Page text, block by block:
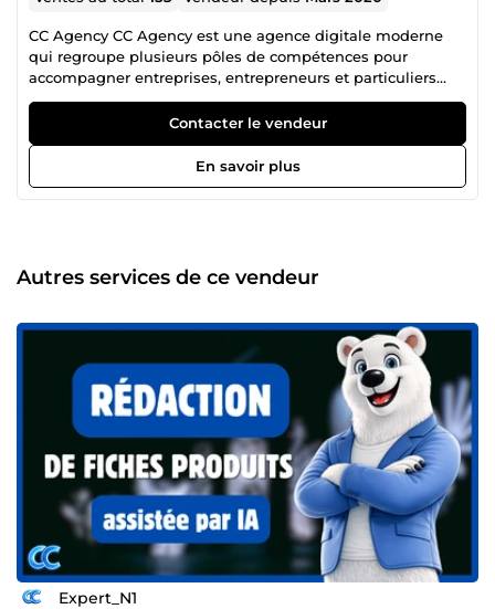
CC Agency CC Agency est une agence digitale moderne
qui regroupe plusieurs pôles de compétences pour
accompagner entreprises, entrepreneurs et particuliers
dans leurs projets en ligne. Notre équipe rassemble
plusieurs profils complémentaires : 🔎 Consultant SEO 💻
Développeur 📱 Community Manager 🎨 Graphiste 🚀
répondre à des besoins variés : visibilité sur Google,
besoin, proposer une solution efficace et livrer un travail
soigné. Que vous soyez un particulier avec un projet, un
compétences au service de votre présence et de votre
Contacter le vendeur
En savoir plus
Autres services de ce vendeur
Expert_N1